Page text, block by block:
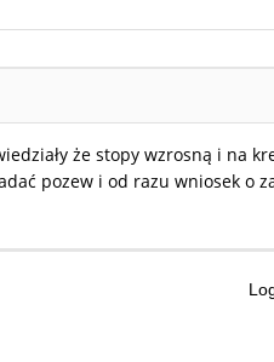
że stopy wzrosną i na
pozew i od razu wniosek o